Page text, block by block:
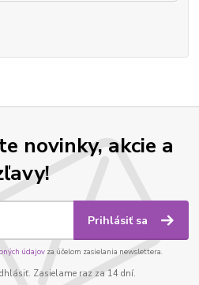
novinky, akcie a
Prihlásiť sa
údajov za účelom zasielania newslettera.
Zasielame raz za 14 dní.